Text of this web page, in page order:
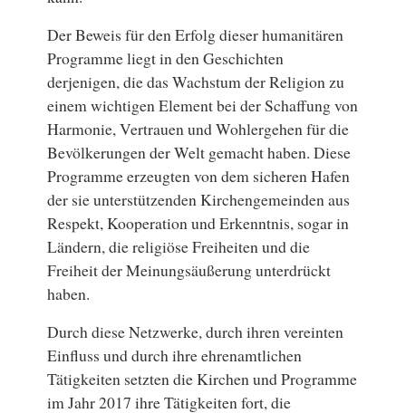
Der Beweis für den Erfolg dieser humanitären
Programme liegt in den Geschichten
derjenigen, die das Wachstum der Religion zu
einem wichtigen Element bei der Schaffung von
Harmonie, Vertrauen und Wohlergehen für die
Bevölkerungen der Welt gemacht haben. Diese
Programme erzeugten von dem sicheren Hafen
der sie unterstützenden Kirchengemeinden aus
Respekt, Kooperation und Erkenntnis, sogar in
Ländern, die religiöse Freiheiten und die
Freiheit der Meinungsäußerung unterdrückt
haben.
Durch diese Netzwerke, durch ihren vereinten
Einfluss und durch ihre ehrenamtlichen
Tätigkeiten setzten die Kirchen und Programme
im Jahr 2017 ihre Tätigkeiten fort, die